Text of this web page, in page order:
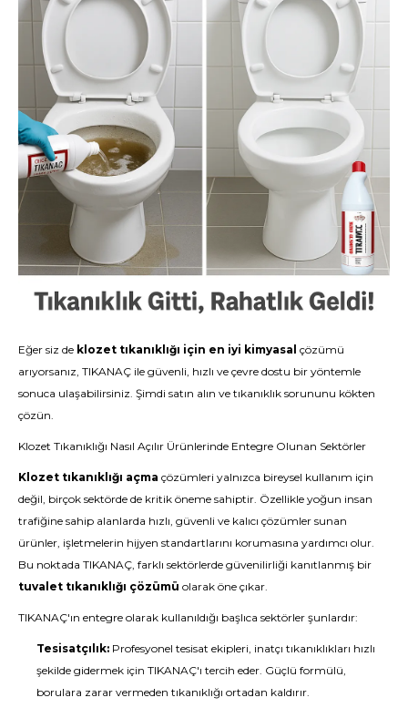
Eğer siz de klozet tıkanıklığı için en iyi kimyasal çözümü
arıyorsanız, TIKANAÇ ile güvenli, hızlı ve çevre dostu bir yöntemle
sonuca ulaşabilirsiniz. Şimdi satın alın ve tıkanıklık sorununu kökten
çözün.
Klozet Tıkanıklığı Nasıl Açılır Ürünlerinde Entegre Olunan Sektörler
Klozet tıkanıklığı açma çözümleri yalnızca bireysel kullanım için
değil, birçok sektörde de kritik öneme sahiptir. Özellikle yoğun insan
trafiğine sahip alanlarda hızlı, güvenli ve kalıcı çözümler sunan
ürünler, işletmelerin hijyen standartlarını korumasına yardımcı olur.
Bu noktada TIKANAÇ, farklı sektörlerde güvenilirliği kanıtlanmış bir
tuvalet tıkanıklığı çözümü olarak öne çıkar.
TIKANAÇ'ın entegre olarak kullanıldığı başlıca sektörler şunlardır:
Tesisatçılık: Profesyonel tesisat ekipleri, inatçı tıkanıklıkları hızlı
şekilde gidermek için TIKANAÇ'ı tercih eder. Güçlü formülü,
borulara zarar vermeden tıkanıklığı ortadan kaldırır.